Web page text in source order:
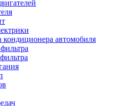
кондиционера автомобиля